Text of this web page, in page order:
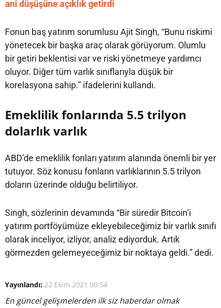
ani düşüşüne açıklık getirdi
Fonun baş yatırım sorumlusu Ajit Singh, “Bunu riskimi
yönetecek bir başka araç olarak görüyorum. Olumlu
bir getiri beklentisi var ve riski yönetmeye yardımcı
oluyor. Diğer tüm varlık sınıflarıyla düşük bir
korelasyona sahip.” ifadelerini kullandı.
Emeklilik fonlarında 5.5 trilyon
dolarlık varlık
ABD’de emeklilik fonları yatırım alanında önemli bir yer
tutuyor. Söz konusu fonların varlıklarının 5.5 trilyon
doların üzerinde olduğu belirtiliyor.
Singh, sözlerinin devamında “Bir süredir Bitcoin’i
yatırım portföyümüze ekleyebileceğimiz bir varlık sınıfı
olarak inceliyor, izliyor, analiz ediyorduk. Artık
görmezden gelemeyeceğimiz bir noktaya geldi.” dedi.
Yayınlandı: 22 Ekim 2021 00:54
En güncel gelişmelerden ilk siz haberdar olmak